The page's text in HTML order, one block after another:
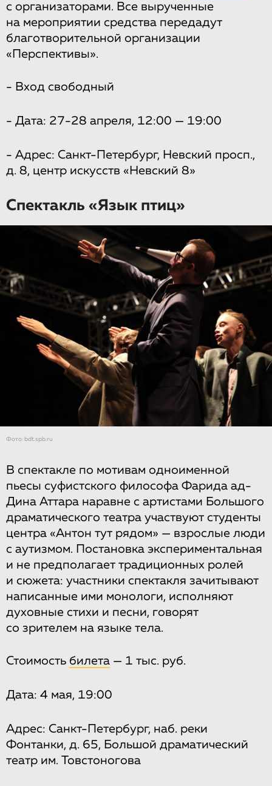
с организаторами. Все вырученные
на мероприятии средства передадут
благотворительной организации
«Перспективы».
- Вход свободный
- Дата: 27-28 апреля, 12:00 — 19:00
- Адрес: Санкт-Петербург, Невский просп.,
д. 8, центр искусств «Невский 8»
Спектакль «Язык птиц»
Фото: bdt.spb.ru
В спектакле по мотивам одноименной
пьесы суфистского философа Фарида ад-
Дина Аттара наравне с артистами Большого
драматического театра участвуют студенты
центра «Антон тут рядом» — взрослые люди
с аутизмом. Постановка экспериментальная
и не предполагает традиционных ролей
и сюжета: участники спектакля зачитывают
написанные ими монологи, исполняют
духовные стихи и песни, говорят
со зрителем на языке тела.
Стоимость билета — 1 тыс. руб.
Дата: 4 мая, 19:00
Адрес: Санкт-Петербург, наб. реки
Фонтанки, д. 65, Большой драматический
театр им. Товстоногова